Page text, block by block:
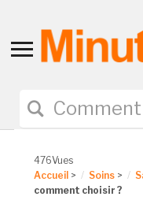
Toggle
navigation
476Vues
Accueil > Soins >
comment choisir ?